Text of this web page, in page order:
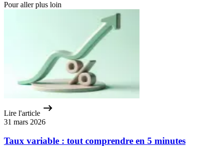
Pour aller plus loin
Lire l'article
31 mars 2026
Taux variable : tout comprendre en 5 minutes